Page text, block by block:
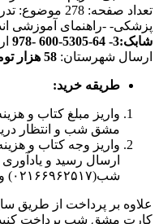
تعداد صفحه:
پزشکی- -راهنمای آموزشی
شابک:3- 64-5305-600 -978
ارسال شهرستان: 58 هزار تومان(تا خرداد1402)
طریقه خرید:
واریز مبلغ کتاب و
مشق شب و انتظار
واریز وجه کتاب و
ارسال رسید و
شب(۰۲۱۶۶۹۶۲۵۱۷) و انتظار دریافت کد پیگیری مرسوله
علاوه بر پرداخت از طریق